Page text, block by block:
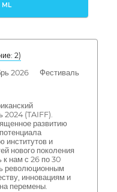
ML
2)
2026 Фестиваль
2024 (TAIFF).
развитию
институтов и
нового поколения
к нам с 26 по 30
революционным
инновациям и
перемены.